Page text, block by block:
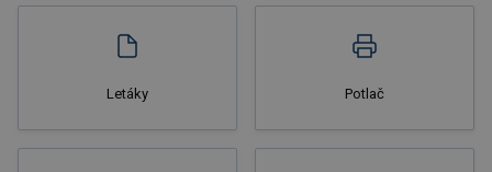
Letáky Potlač